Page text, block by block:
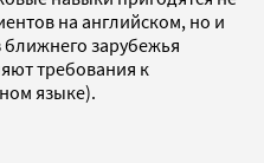
на английском, но и
зарубежья
требования к
языке).